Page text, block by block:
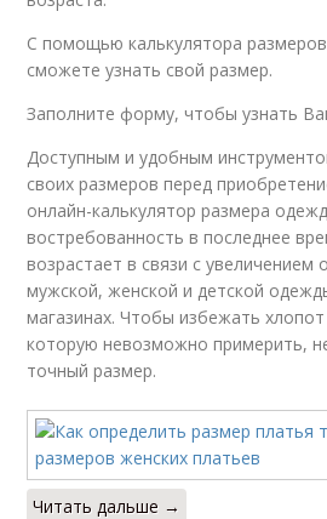
С помощью калькулятора
сможете узнать свой размер.
Заполните форму, чтобы узнать
Доступным и удобным
своих размеров перед
онлайн-калькулятор размера
востребованность в последнее
возрастает в связи с увеличением
мужской, женской и детской
магазинах. Чтобы избежать
которую невозможно примерить,
точный размер.
Читать дальше →